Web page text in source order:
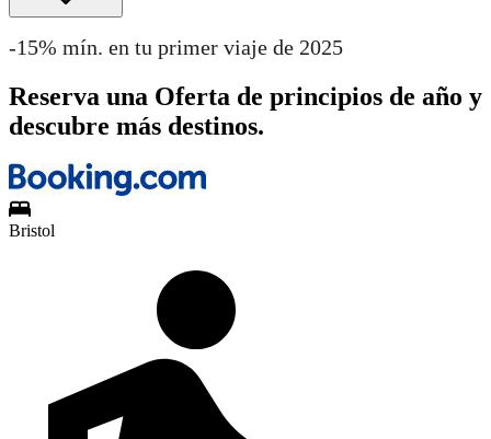
-15% mín. en tu primer viaje de 2025
Reserva una Oferta de principios de año y
descubre más destinos.
Bristol